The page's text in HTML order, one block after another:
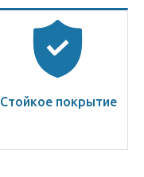
Стойкое покрытие